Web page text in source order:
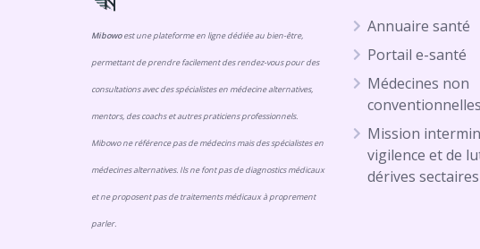
Mibowoest une plateforme en ligne dédiée au bien-être,
permettant de prendre facilement des rendez-vous pour des
consultations avec des spécialistes en médecine alternatives,
mentors, des coachs et autres praticiens professionnels.
Mibowo ne référence pas de médecins mais des spécialistes en
médecines alternatives. Ils ne font pas de diagnostics médicaux
et ne proposent pas de traitements médicaux à proprement
parler.
Annuaire santé
Portail e-santé
Médecines non
conventionnelles
Mission
vigilence et de
dérives sectaires